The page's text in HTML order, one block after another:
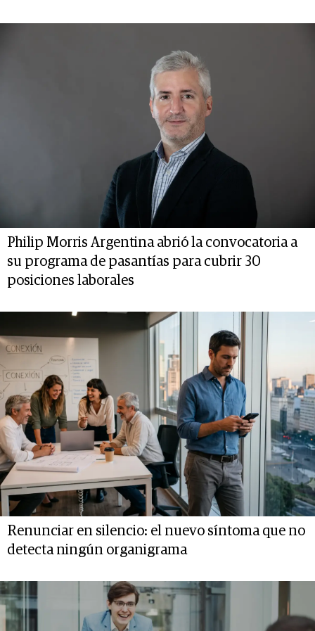
Philip Morris Argentina abrió la convocatoria a
su programa de pasantías para cubrir 30
posiciones laborales
Renunciar en silencio: el nuevo síntoma que no
detecta ningún organigrama